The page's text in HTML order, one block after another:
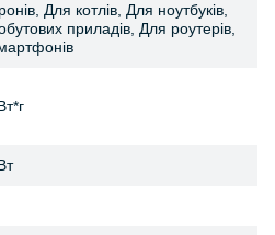
Для котлів, Для ноутбуків,
приладів, Для роутерів,